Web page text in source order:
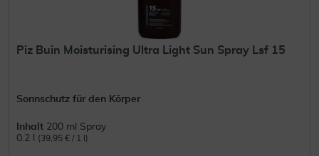
Piz Buin Moisturising Ultra Light Sun Spray Lsf 15
Sonnschutz für den Körper
Inhalt 200 ml Spray
0.2 l
(39,95 € / 1 l)